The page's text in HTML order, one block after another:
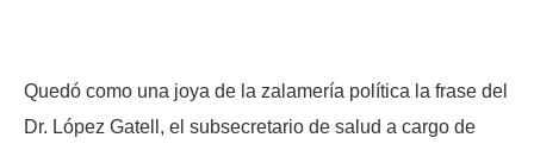
Quedó como una joya de la zalamería política la frase del
Dr. López Gatell, el subsecretario de salud a cargo de